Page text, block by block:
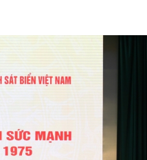
Ô tô
Tư vấn
Nghệ sĩ
Thời trang